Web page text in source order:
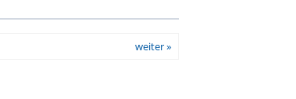
weiter »